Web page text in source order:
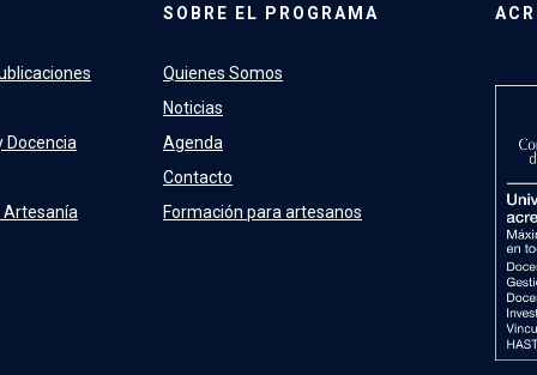
Docencia
SOBRE EL PROGRAMA
Quienes Somos
Noticias
Agenda
Contacto
Formación para artesanos